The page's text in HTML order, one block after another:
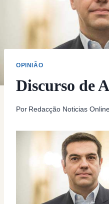
OPINIÃO
Discurso de
Por Redacção Noticias